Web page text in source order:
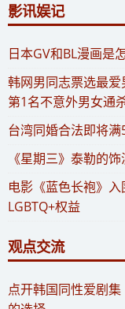
影讯娱记
日本GV和BL漫画是
韩网男同志票选最
第1名不意外男女通
台湾同婚合法即将
《星期三》泰勒的
电影《蓝色长袍》
LGBTQ+权益
观点交流
点开韩国同性爱剧